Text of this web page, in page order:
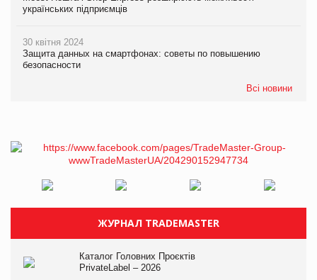
українських підприємців
30 квітня 2024
Защита данных на смартфонах: советы по повышению
безопасности
Всі новини
ЖУРНАЛ TRADEMASTER
Каталог Головних Проєктів
PrivateLabel – 2026